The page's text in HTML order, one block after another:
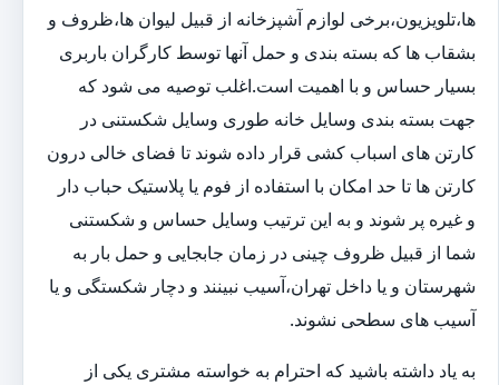
ها،تلویزیون،برخی لوازم آشپزخانه از قبیل لیوان ها،ظروف و
بشقاب ها که بسته بندی و حمل آنها توسط کارگران باربری
بسیار حساس و با اهمیت است.اغلب توصیه می شود که
جهت بسته بندی وسایل خانه طوری وسایل شکستنی در
کارتن های اسباب کشی قرار داده شوند تا فضای خالی درون
کارتن ها تا حد امکان با استفاده از فوم یا پلاستیک حباب دار
و غیره پر شوند و به این ترتیب وسایل حساس و شکستنی
شما از قبیل ظروف چینی در زمان جابجایی و حمل بار به
شهرستان و یا داخل تهران،آسیب نبینند و دچار شکستگی و یا
آسیب های سطحی نشوند.
به یاد داشته باشید که احترام به خواسته مشتری یکی از